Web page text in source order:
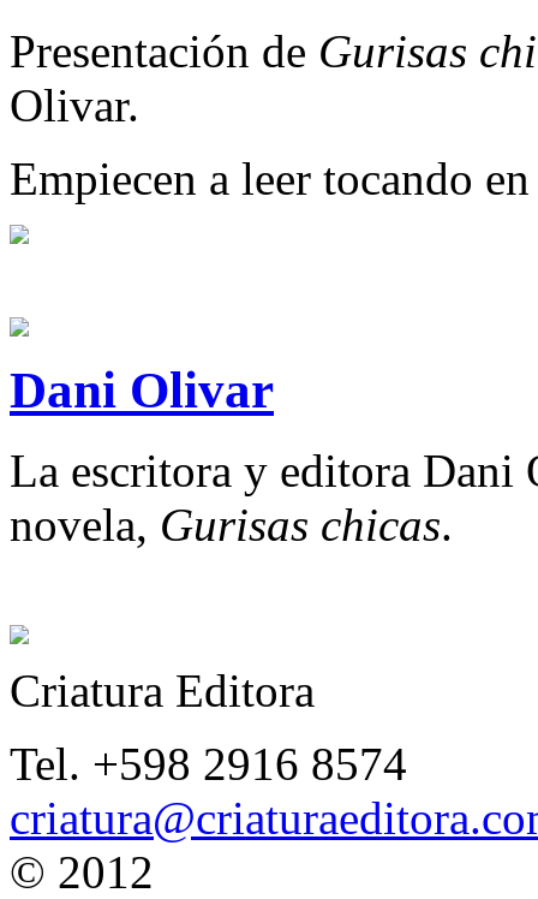
Presentación de Gurisas
Olivar.
Empiecen a leer tocando
Dani Olivar
La escritora y editora Dani
novela, Gurisas chicas.
Criatura Editora
Tel. +598 2916 8574
© 2012